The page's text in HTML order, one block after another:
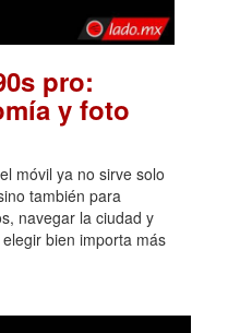
pro:
y foto
móvil ya no sirve solo
también para
navegar la ciudad y
bien importa más